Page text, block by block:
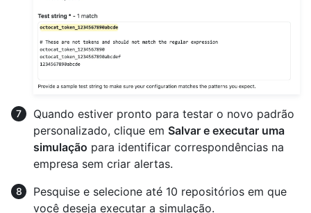
Quando estiver pronto para testar o novo padrão
personalizado, clique em Salvar e executar uma
simulação para identificar correspondências na
empresa sem criar alertas.
Pesquise e selecione até 10 repositórios em que
você deseja executar a simulação.